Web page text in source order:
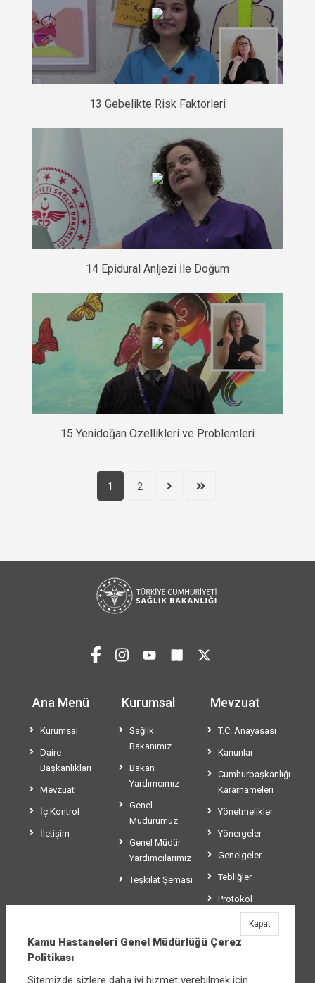
13 Gebelikte Risk Faktörleri
14 Epidural Anljezi İle Doğum
15 Yenidoğan Özellikleri ve Problemleri
1 2
Ana Menü
Kurumsal
Daire
Başkanlıkları
Mevzuat
İç Kontrol
İletişim
Kurumsal
Sağlık
Bakanımız
Bakan
Yardımcımız
Genel
Müdürümüz
Genel Müdür
Yardımcılarımız
Teşkilat Şeması
Mevzuat
T.C. Anayasası
Kanunlar
Cumhurbaşkanlığı
Kararnameleri
Yönetmelikler
Yönergeler
Genelgeler
Tebliğler
Protokol
Sözleşmeler
Usul ve Esaslar
Kamu Hastaneleri Genel Müdürlüğü Çerez
Politikası
Sitemizde sizlere daha iyi hizmet verebilmek için
Kapat